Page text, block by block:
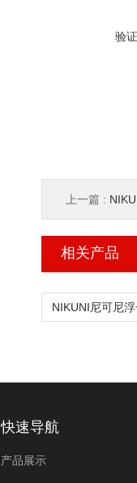
验
上一篇 :
相关产品
快速导航
产品展示